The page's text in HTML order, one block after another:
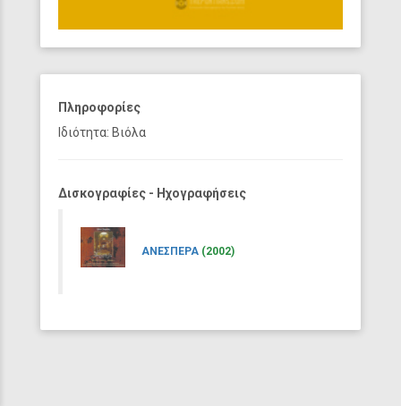
Πληροφορίες
Ιδιότητα: Βιόλα
Δισκογραφίες - Ηχογραφήσεις
ΑΝΕΣΠΕΡΑ (2002)